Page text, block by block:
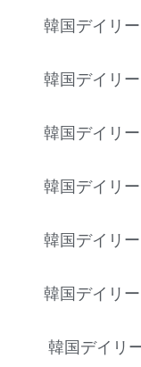
韓国デイリ
韓国デイリ
韓国デイリ
韓国デイリ
韓国デイリ
韓国デイリ
韓国デイリ